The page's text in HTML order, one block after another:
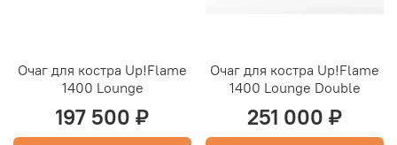
Очаг для костра Up!Flame
1400 Lounge
197 500 ₽
Очаг для костра Up!Flame
1400 Lounge Double
251 000 ₽